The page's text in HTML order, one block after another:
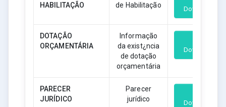
HABILITAÇÃO
de Habilitação
Download
DOTAÇÃO
ORÇAMENTÁRIA
Informação
da exist¿ncia
de dotação
orçamentária
Download
PARECER
JURÍDICO
Parecer
jurídico
Download